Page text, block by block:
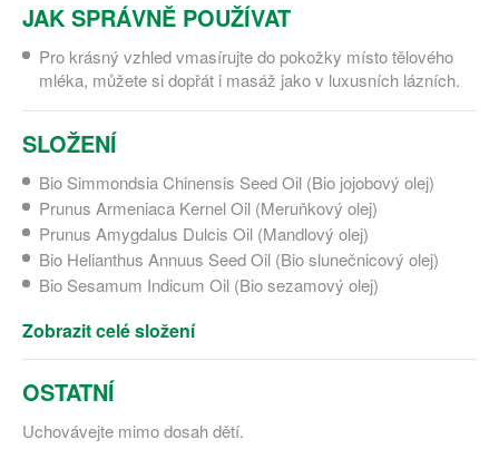
JAK SPRÁVNĚ POUŽÍVAT
Pro krásný vzhled vmasírujte do pokožky místo tělového
mléka, můžete si dopřát i masáž jako v luxusních lázních.
SLOŽENÍ
Bio Simmondsia Chinensis Seed Oil (Bio jojobový olej)
Prunus Armeniaca Kernel Oil (Meruňkový olej)
Prunus Amygdalus Dulcis Oil (Mandlový olej)
Bio Helianthus Annuus Seed Oil (Bio slunečnicový olej)
Bio Sesamum Indicum Oil (Bio sezamový olej)
Zobrazit celé složení
OSTATNÍ
Uchovávejte mimo dosah dětí.